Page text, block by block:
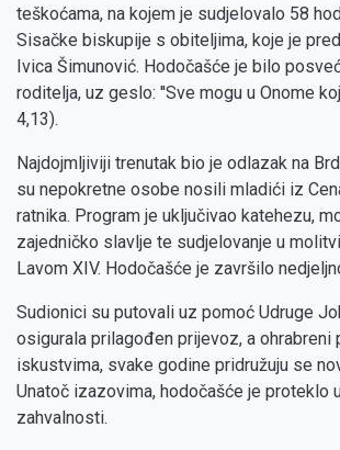
teškoćama, na kojem je sudjelovalo 58
Sisačke biskupije s obiteljima, koje je
Ivica Šimunović. Hodočašće je bilo
roditelja, uz geslo: ''Sve mogu u Onome
4,13).
Najdojmljiviji trenutak bio je odlazak na
su nepokretne osobe nosili mladići iz
ratnika. Program je uključivao katehezu,
zajedničko slavlje te sudjelovanje u
Lavom XIV. Hodočašće je završilo
Sudionici su putovali uz pomoć Udruge
osigurala prilagođen prijevoz, a ohrabreni
iskustvima, svake godine pridružuju se
Unatoč izazovima, hodočašće je proteklo
zahvalnosti.